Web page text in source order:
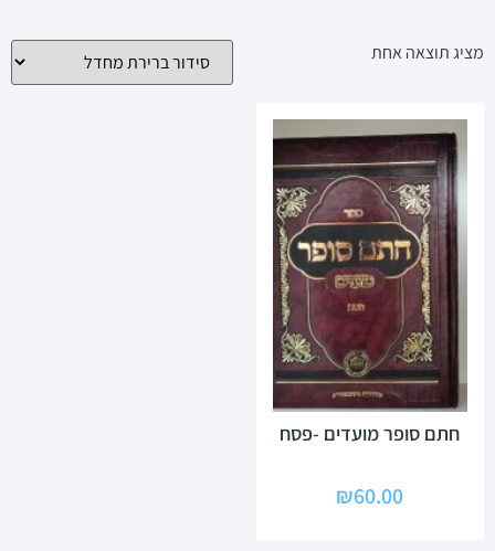
מציג תוצאה אחת
חתם סופר מועדים -פסח
₪60.00